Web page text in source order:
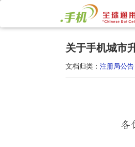
关于手机城市
文档归类：注册局公告